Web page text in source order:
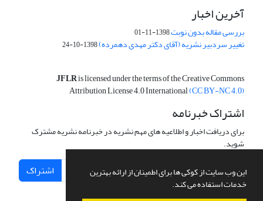
این وب سایت از کوکی ها برای اطمینان از ارائه بهترین
خدمات استفاده می کند.
آخرین اخبار
بررسی مقاله بدون نوبت1398-11-01
تغییر سردبیر نشریه (آقای دکتر مهدی دهمرده)1398-10-24
JFLRis licensed under the terms of the Creative Commons
Attribution License 4.0 International(CC BY-NC 4.0)
اشتراک خبرنامه
برای دریافت اخبار و اطلاعیه های مهم نشریه در خبرنامه نشریه مشترک
شوید.
اشتراک